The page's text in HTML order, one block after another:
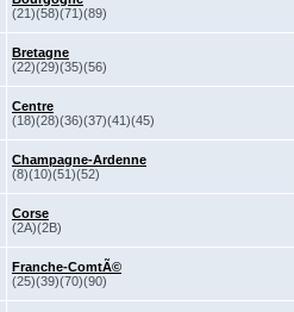
(21)(58)(71)(89)
Bretagne
(22)(29)(35)(56)
Centre
(18)(28)(36)(37)(41)(45)
Champagne-Ardenne
(8)(10)(51)(52)
Corse
(2A)(2B)
Franche-ComtÃ©
(25)(39)(70)(90)